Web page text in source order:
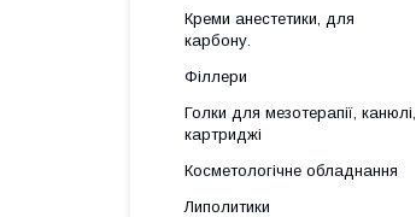
Креми анестетики, для
карбону.
Філлери
Голки для мезотерапії, канюлі,
картриджі
Косметологічне обладнання
Липолитики